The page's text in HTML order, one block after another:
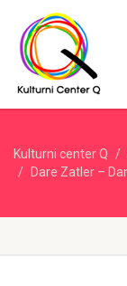
Kulturni center Q
Dare Zatler –